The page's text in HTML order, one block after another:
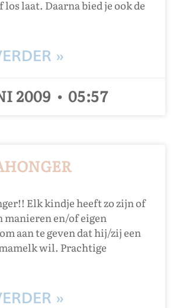
laat. Daarna bied je ook de
»
2009 05:57
Elk kindje heeft zo zijn of
manieren en/of eigen
aan te geven dat hij/zij een
wil. Prachtige
»